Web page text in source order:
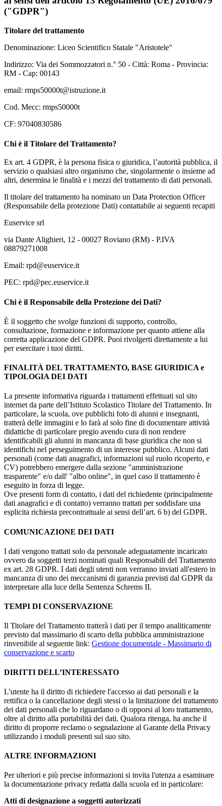
("GDPR")
Titolare del trattamento
Denominazione: Liceo Scientifico Statale "Aristotele"
Indirizzo: Via dei Sommozzatori n.° 50 - Città: Roma - Provincia:
RM - Cap: 00143
email: rmps50000t@istruzione.it
Cod. Mecc: rmps50000t
CF: 97040830586
Chi è il Titolare del Trattamento?
Ex art. 4 GDPR, è la persona fisica o giuridica, l’autorità pubblica, il
servizio o qualsiasi altro organismo che, singolarmente o insieme ad
altri, determina le finalità e i mezzi del trattamento di dati personali.
Il titolare del trattamento ha nominato un Data Protection Officer
(Responsabile della protezione Dati) contattabile ai seguenti recapiti
Euservice srl
via Dante Alighieri, 12 - 00027 Roviano (RM) - P.IVA
08879271008
Email: rpd@euservice.it
PEC: rpd@pec.euservice.it
Chi è il Responsabile della Protezione dei Dati?
È il soggetto che svolge funzioni di supporto, controllo,
consultazione, formazione e informazione per quanto attiene alla
corretta applicazione del GDPR. Puoi rivolgerti direttamente a lui
per esercitare i tuoi diritti.
FINALITÀ DEL TRATTAMENTO, BASE GIURIDICA e
TIPOLOGIA DEI DATI
La presente informativa riguarda i trattamenti effettuati sul sito
internet da parte dell’Istituto Scolastico Titolare del Trattamento. In
particolare, la scuola, ove pubblichi foto di alunni e insegnanti,
tratterà delle immagini e lo farà al solo fine di documentare attività
didattiche di particolare pregio avendo cura di non rendere
identificabili gli alunni in mancanza di base giuridica che non si
identifichi nel perseguimento di un interesse pubblico. Alcuni dati
personali (come dati anagrafici, informazioni sul ruolo ricoperto, e
CV) potrebbero emergere dalla sezione "amministrazione
trasparente" e/o dall' "albo online", in quel caso il trattamento è
eseguito in forza di legge.
Ove presenti form di contatto, i dati del richiedente (principalmente
dati anagrafici e di contatto) verranno trattati per soddisfare una
esplicita richiesta precontrattuale ai sensi dell’art. 6 b) del GDPR.
COMUNICAZIONE DEI DATI
I dati vengono trattati solo da personale adeguatamente incaricato
ovvero da soggetti terzi nominati quali Responsabili del Trattamento
ex art. 28 GDPR. I dati degli utenti non verranno inviati all'estero in
mancanza di uno dei meccanismi di garanzia previsti dal GDPR da
interpretare alla luce della Sentenza Schrems II.
TEMPI DI CONSERVAZIONE
Il Titolare del Trattamento tratterà i dati per il tempo analiticamente
previsto dal massimario di scarto della pubblica amministrazione
rinvenibile al seguente link: Gestione documentale - Massimario di
conservazione e scarto
DIRITTI DELL’INTERESSATO
L'utente ha il diritto di richiedere l'accesso ai dati personali e la
rettifica o la cancellazione degli stessi o la limitazione del trattamento
dei dati personali che lo riguardano o di opporsi al loro trattamento,
oltre al diritto alla portabilità dei dati. Qualora ritenga, ha anche il
diritto di proporre reclamo o segnalazione al Garante della Privacy
utilizzando i moduli presenti sul suo sito.
ALTRE INFORMAZIONI
Per ulteriori e più precise informazioni si invita l'utenza a esaminare
la documentazione privacy redatta dalla scuola ed in particolare:
Atti di designazione a soggetti autorizzati